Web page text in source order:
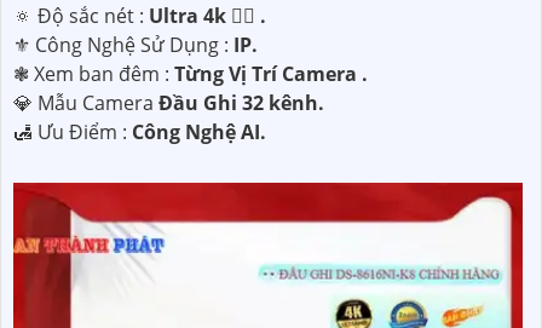
🔅 Độ sắc nét : Ultra 4k 👍🏾 .
⚜️ Công Nghệ Sử Dụng : IP.
❃ Xem ban đêm : Từng Vị Trí Camera .
💎 Mẫu Camera Đầu Ghi 32 kênh.
️🛃 Ưu Điểm : Công Nghệ AI.